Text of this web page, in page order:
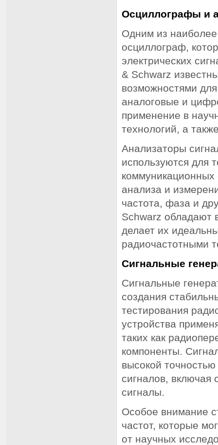
Осциллографы и
Одним из наиболее
осциллограф,
электрических
& Schwarz
возможностями
аналоговые и
применение в
технологий, а
Анализаторы
используются для
коммуникационных
анализа и
частота, фаза и
Schwarz обладают
делает их
радиочастотными
Сигнальные
Сигнальные
создания
тестирования
устройства
таких как
компоненты.
высокой
сигналов,
сигналы.
Особое внимание
частот, которые
от научных